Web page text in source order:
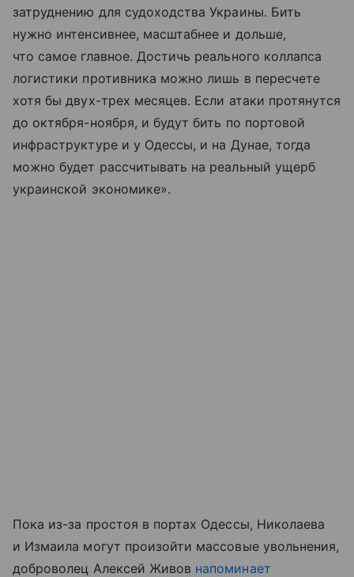
затруднению для судоходства Украины. Бить
нужно интенсивнее, масштабнее и дольше,
что самое главное. Достичь реального коллапса
логистики противника можно лишь в пересчете
хотя бы двух-трех месяцев. Если атаки протянутся
до октября-ноября, и будут бить по портовой
инфраструктуре и у Одессы, и на Дунае, тогда
можно будет рассчитывать на реальный ущерб
украинской экономике».
Пока из-за простоя в портах Одессы, Николаева
и Измаила могут произойти массовые увольнения,
доброволец Алексей Живов напоминает